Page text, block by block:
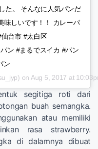
た。 そんなに人気パンだ
味しいです！！ カレーパ
台市 #太白区
ン #まるでスイカ #パン
ン
on Aug 5, 2017 at
segitiga roti dari
buah semangka.
atau memiliki
rasa strawberry.
di dalamnya dibuat